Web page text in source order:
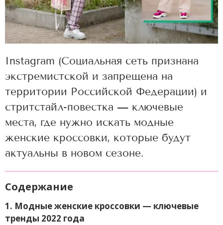
Instagram (Социальная сеть признана
экстремистской и запрещена на
территории Российской Федерации) и
стритстайл-повестка — ключевые
места, где нужно искать модные
женские кроссовки, которые будут
актуальны в новом сезоне.
Содержание
1. Модные женские кроссовки — ключевые
тренды 2022 года